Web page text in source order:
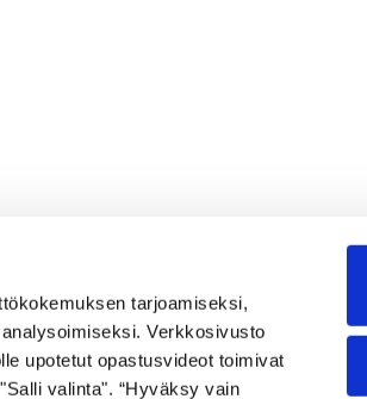
tarjoamiseksi,
Verkkosivusto
upotetut opastusvideot toimivat
valinta". “Hyväksy vain